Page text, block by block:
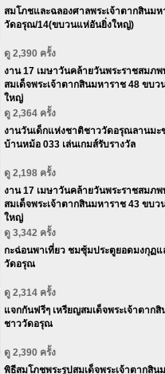
สมโภชและฉลองศาลพระเจ้าตากสินม
วัดอรุณ/14(ขบวนแห่อันยิ่งใหญ่)
ดู 2,390 ครั้ง
งาน 17 เมษาวันคล้ายวันพระราชสมภ
สมเด็จพระเจ้าตากสินมหาราช 48 ขบว
ใหญ่
ดู 2,364 ครั้ง
งานวันเด็กแห่งชาติชาววัดอรุณลานมะ
บ้านหม้อ 033 เล่นเกมส์รับรางวัล
ดู 2,198 ครั้ง
งาน 17 เมษาวันคล้ายวันพระราชสมภ
สมเด็จพระเจ้าตากสินมหาราช 43 ขบว
ใหญ่
ดู 3,342 ครั้ง
กะฉ่อนพาเที่ยว ชมซุ้มประตูยอดมงกุฏแ
วัดอรุณ
ดู 2,314 ครั้ง
แจกกันฟรีๆ เหรียญสมเด็จพระเจ้าตาก
ชาววัดอรุณ
ดู 2,390 ครั้ง
พิธีสมโภชพระรูปสมเด็จพระเจ้าตากสิน